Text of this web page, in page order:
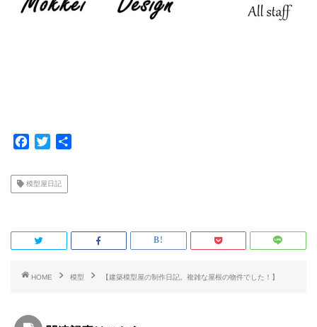
c
e
o
k
i
t
r
模型屋日記
HOME 模型 【建築模型屋の制作日記。複雑な屋根の物件でした！】